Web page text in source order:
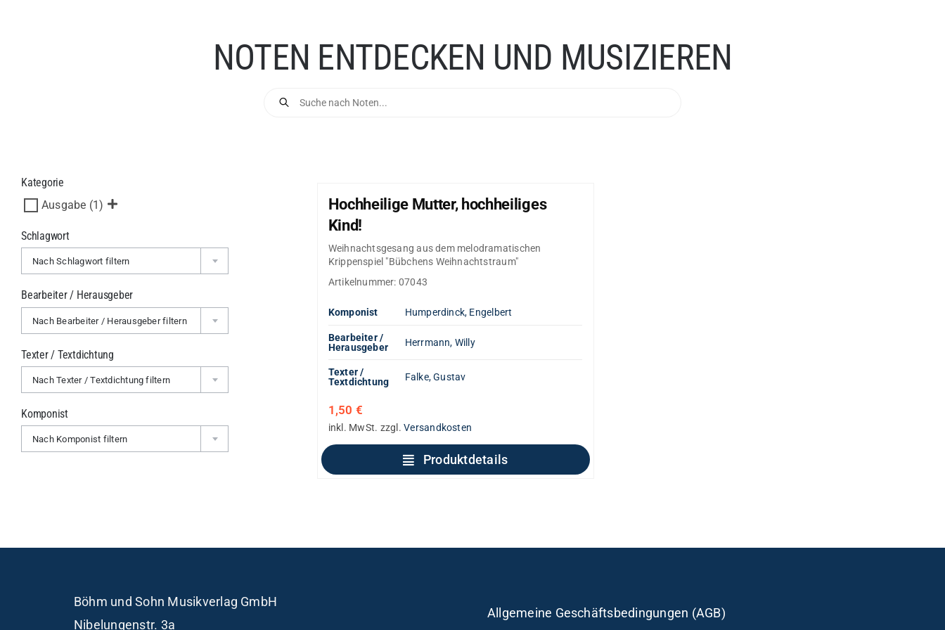
NOTEN ENTDECKEN UND MUSIZIEREN
search
Hochheilige Mutter, hochheiliges
Kind!
Weihnachtsgesang aus dem melodramatischen
Krippenspiel "Bübchens Weihnachtstraum"
Artikelnummer: 07043
Komponist Humperdinck, Engelbert
Bearbeiter /
Herausgeber
Herrmann, Willy
Texter /
Textdichtung
Falke, Gustav
1,50€
inkl. MwSt. zzgl.Versandkosten
Produktdetails
Kategorie
Ausgabe (1)
Schlagwort
Nach Schlagwort filtern
Bearbeiter / Herausgeber
Nach Bearbeiter / Herausgeber filtern
Texter / Textdichtung
Nach Texter / Textdichtung filtern
Komponist
Nach Komponist filtern
Böhm und Sohn Musikverlag GmbH
Nibelungenstr. 3a
Allgemeine Geschäftsbedingungen (AGB)